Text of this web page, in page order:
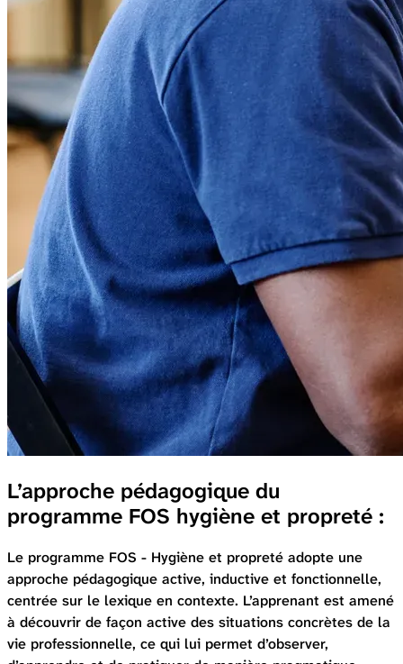
L’approche pédagogique du
programme FOS hygiène et propreté :
Le programme FOS - Hygiène et propreté adopte une
approche pédagogique active, inductive et fonctionnelle,
centrée sur le lexique en contexte. L’apprenant est amené
à découvrir de façon active des situations concrètes de la
vie professionnelle, ce qui lui permet d’observer,